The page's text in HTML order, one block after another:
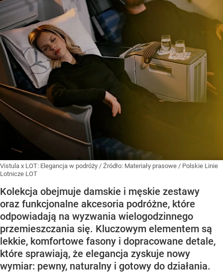
Vistula x LOT: Elegancja w podróży / Źródło: Materiały prasowe / Polskie Linie
Lotnicze LOT
Kolekcja obejmuje damskie i męskie zestawy
oraz funkcjonalne akcesoria podróżne, które
odpowiadają na wyzwania wielogodzinnego
przemieszczania się. Kluczowym elementem są
lekkie, komfortowe fasony i dopracowane detale,
które sprawiają, że elegancja zyskuje nowy
wymiar: pewny, naturalny i gotowy do działania.